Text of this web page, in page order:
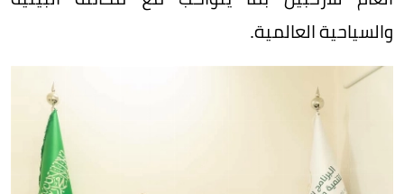
والسياحية العالمية.